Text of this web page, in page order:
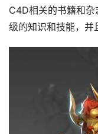
C4D相关的书籍和
级的知识和技能，并